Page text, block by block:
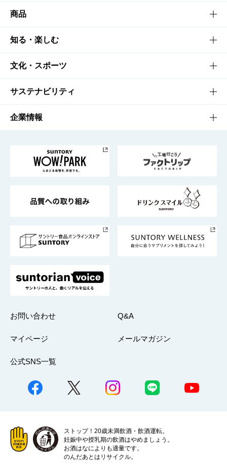
商品
商品TOP
商品一覧
商品発売情報
栄養成分一覧
知る・楽しむ
知る・楽しむTOP
キャンペーン
工場見学
地域情報
文化・スポーツ
文化・スポーツTOP
サントリーホール
サントリーサンバーズ大阪
サステナビリティ
サステナビリティTOP
サントリーが考えるサステナビリティ経営
企業情報
企業概要
採用情報
お問い合わせ Q&A
マイページ メールマガジン
公式SNS一覧
ストップ！20歳未満飲酒・飲酒運転。
妊娠中や授乳期の飲酒はやめましょう。
お酒はなによりも適量です。
のんだあとはリサイクル。